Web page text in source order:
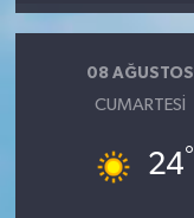
08 AĞUSTOS
CUMARTESI
24°